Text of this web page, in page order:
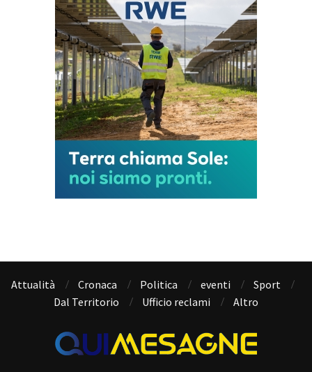
Attualità Cronaca Politica eventi
Sport
Dal Territorio
Ufficio reclami Altro